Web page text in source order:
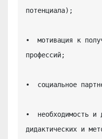
потенциала);
•  мотивация к
профессий;
•  социальное
•  необходимость и
дидактических и